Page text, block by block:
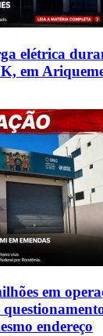
elétrica
em
em
endereço